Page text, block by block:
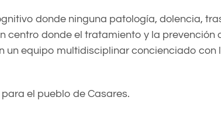
donde ninguna patología, dolencia,
centro donde el tratamiento y la prevención
un equipo multidisciplinar concienciado con
el pueblo de Casares.